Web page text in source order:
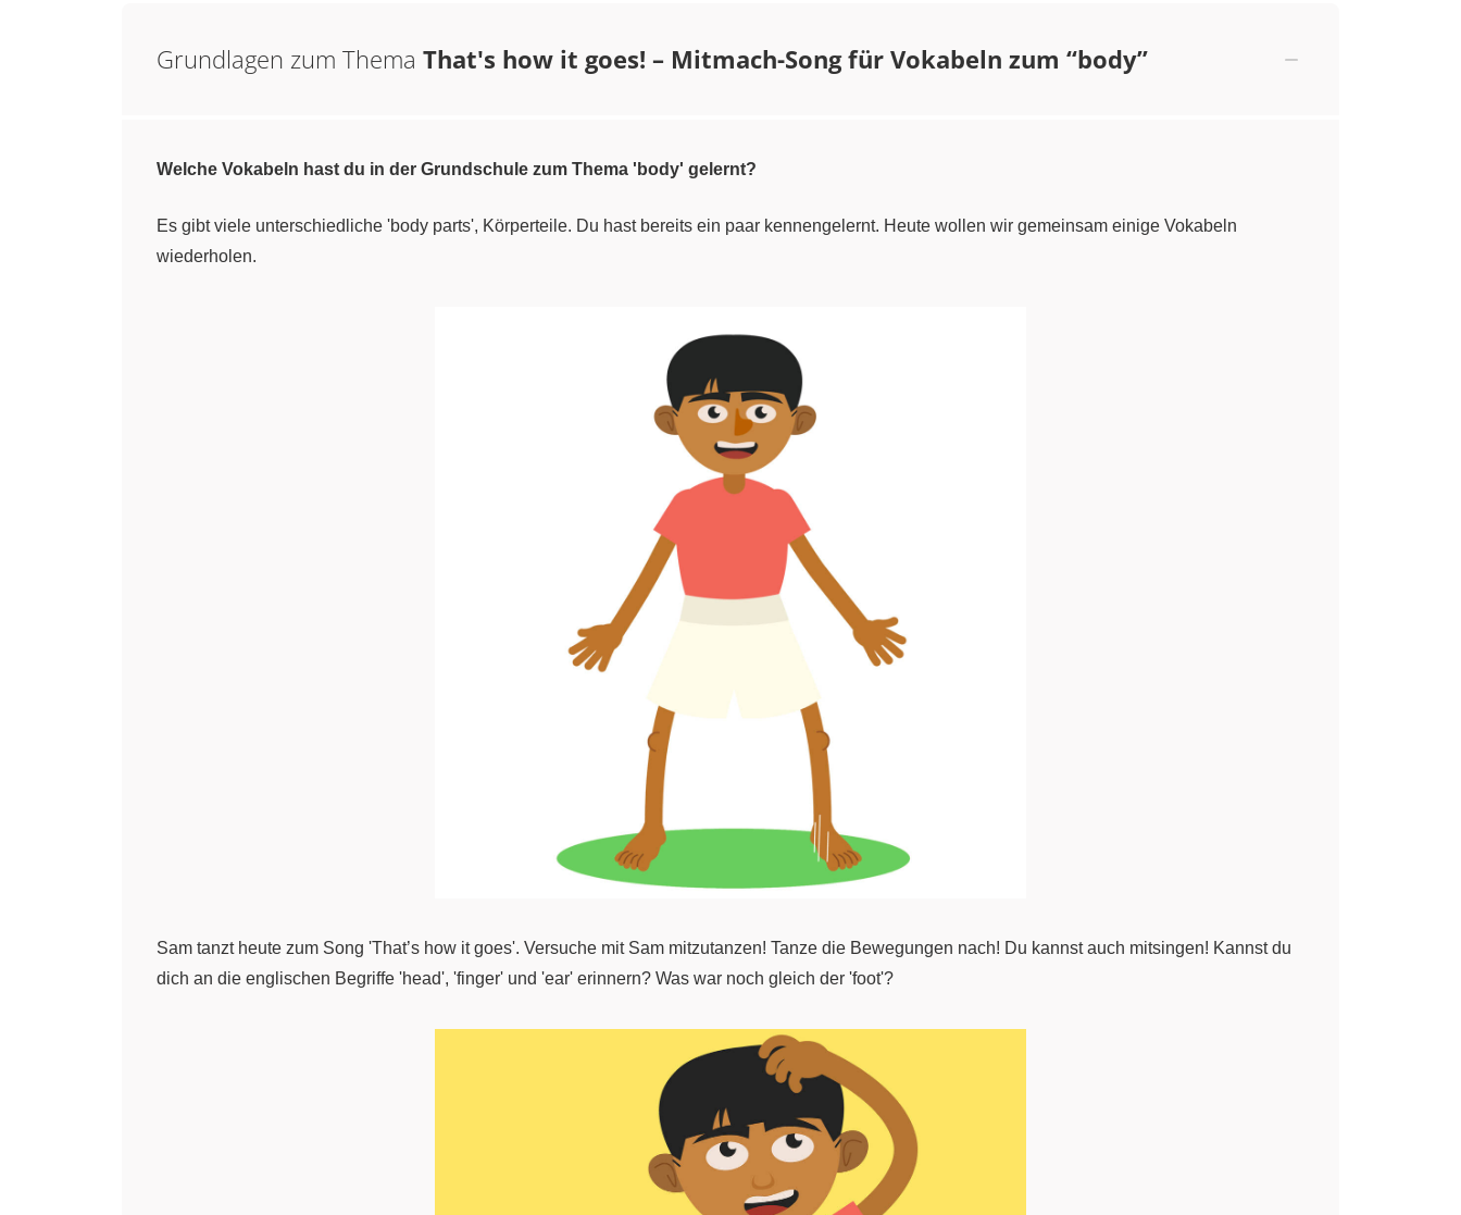
Grundlagen zum Thema That's how it goes! – Mitmach-Song für Vokabeln zum “body”
Welche Vokabeln hast du in der Grundschule zum Thema 'body' gelernt?
Es gibt viele unterschiedliche 'body parts', Körperteile. Du hast bereits ein paar kennengelernt. Heute wollen wir gemeinsam einige Vokabeln
wiederholen.
Sam tanzt heute zum Song 'That’s how it goes'. Versuche mit Sam mitzutanzen! Tanze die Bewegungen nach! Du kannst auch mitsingen! Kannst du
dich an die englischen Begriffe 'head', 'finger' und 'ear' erinnern? Was war noch gleich der 'foot'?